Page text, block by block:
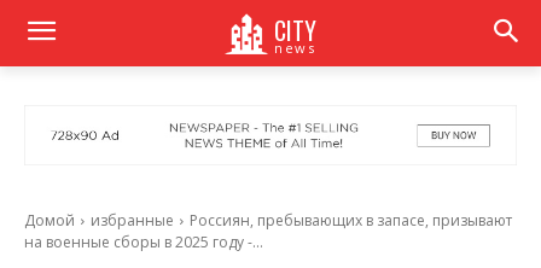
CITY
news
Домой избранные
Россиян, пребывающих в запасе, призывают
на военные сборы в 2025 году -...